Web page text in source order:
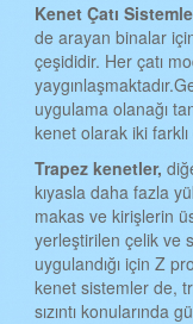
ZONGULDAK
AKSARAY KENET
BAYBURT KENET
KARAMAN
KIRIKKALE
BATMAN KENET
ŞIRNAK KENET
KenetÇatıS
de arayan binalar
çeşididir. Her çatı
uygulama olanağı
kenet olarak iki
Trapez kenetler,
kıyasla daha fazla
makas ve kirişlerin
yerleştirilen çelik ve
uygulandığı için Z
kenet sistemler de,
sızıntı konularında